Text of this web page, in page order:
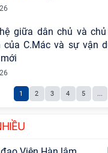
giữa dân chủ và
của C.Mác và sự vận
1 2 3 4 5 ...
quốc tế “Không
Nam trong kỷ
hướng chiến lược
sách” sẽ diễn ra
28/7/2026
về việc tuyển
độ tiến sĩ đợt 1